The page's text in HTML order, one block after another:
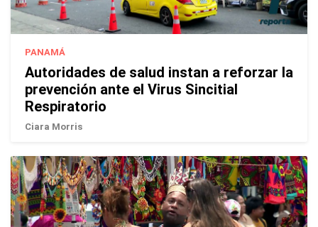
PANAMÁ
Autoridades de salud instan a reforzar la
prevención ante el Virus Sincitial
Respiratorio
Ciara Morris